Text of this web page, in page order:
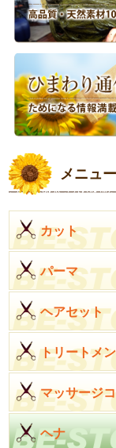
メニュー
カット
パーマ
ヘアセット
トリートメ
マッサージ
ヘナ